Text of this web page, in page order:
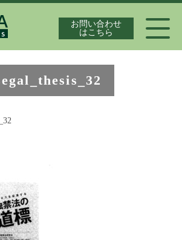
お問い合わせ
はこちら
表弁護士紹介
最新情報